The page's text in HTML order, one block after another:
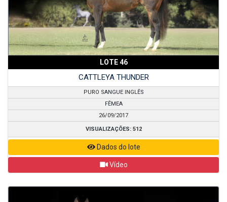
LOTE 46
CATTLEYA THUNDER
PURO SANGUE INGLÊS
FÊMEA
26/09/2017
VISUALIZAÇÕES: 512
Dados do lote
Vídeo